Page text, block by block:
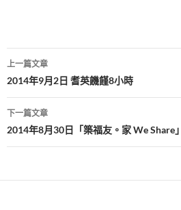
文
章
導
覽
上一篇文章
2014年9月2日 耆英饑饉8小時
下一篇文章
2014年8月30日「築福友。家 We Share